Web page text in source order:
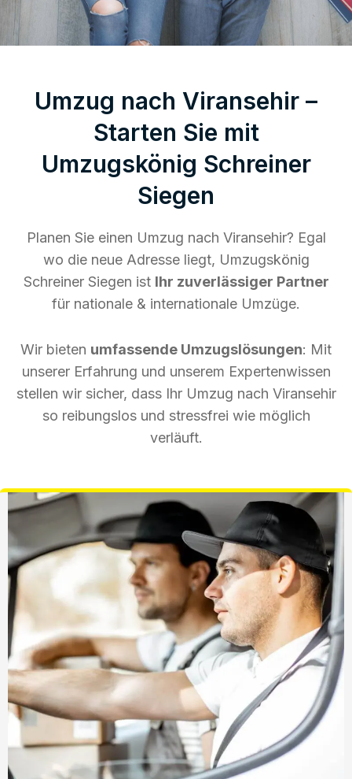
Umzug nach Viransehir –
Starten Sie mit
Umzugskönig Schreiner
Siegen
Planen Sie einen Umzug nach Viransehir? Egal
wo die neue Adresse liegt, Umzugskönig
Schreiner Siegen ist Ihr zuverlässiger Partner
für nationale & internationale Umzüge.
Wir bieten umfassende Umzugslösungen: Mit
unserer Erfahrung und unserem Expertenwissen
stellen wir sicher, dass Ihr Umzug nach Viransehir
so reibungslos und stressfrei wie möglich
verläuft.